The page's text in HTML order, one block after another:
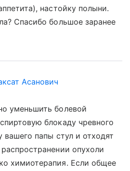
настойку полыни.
Спасибо большое заранее
Асанович
уменьшить болевой
блокаду чревного
вашего папы стул и отходят
опухоли
химиотерапия. Если общее